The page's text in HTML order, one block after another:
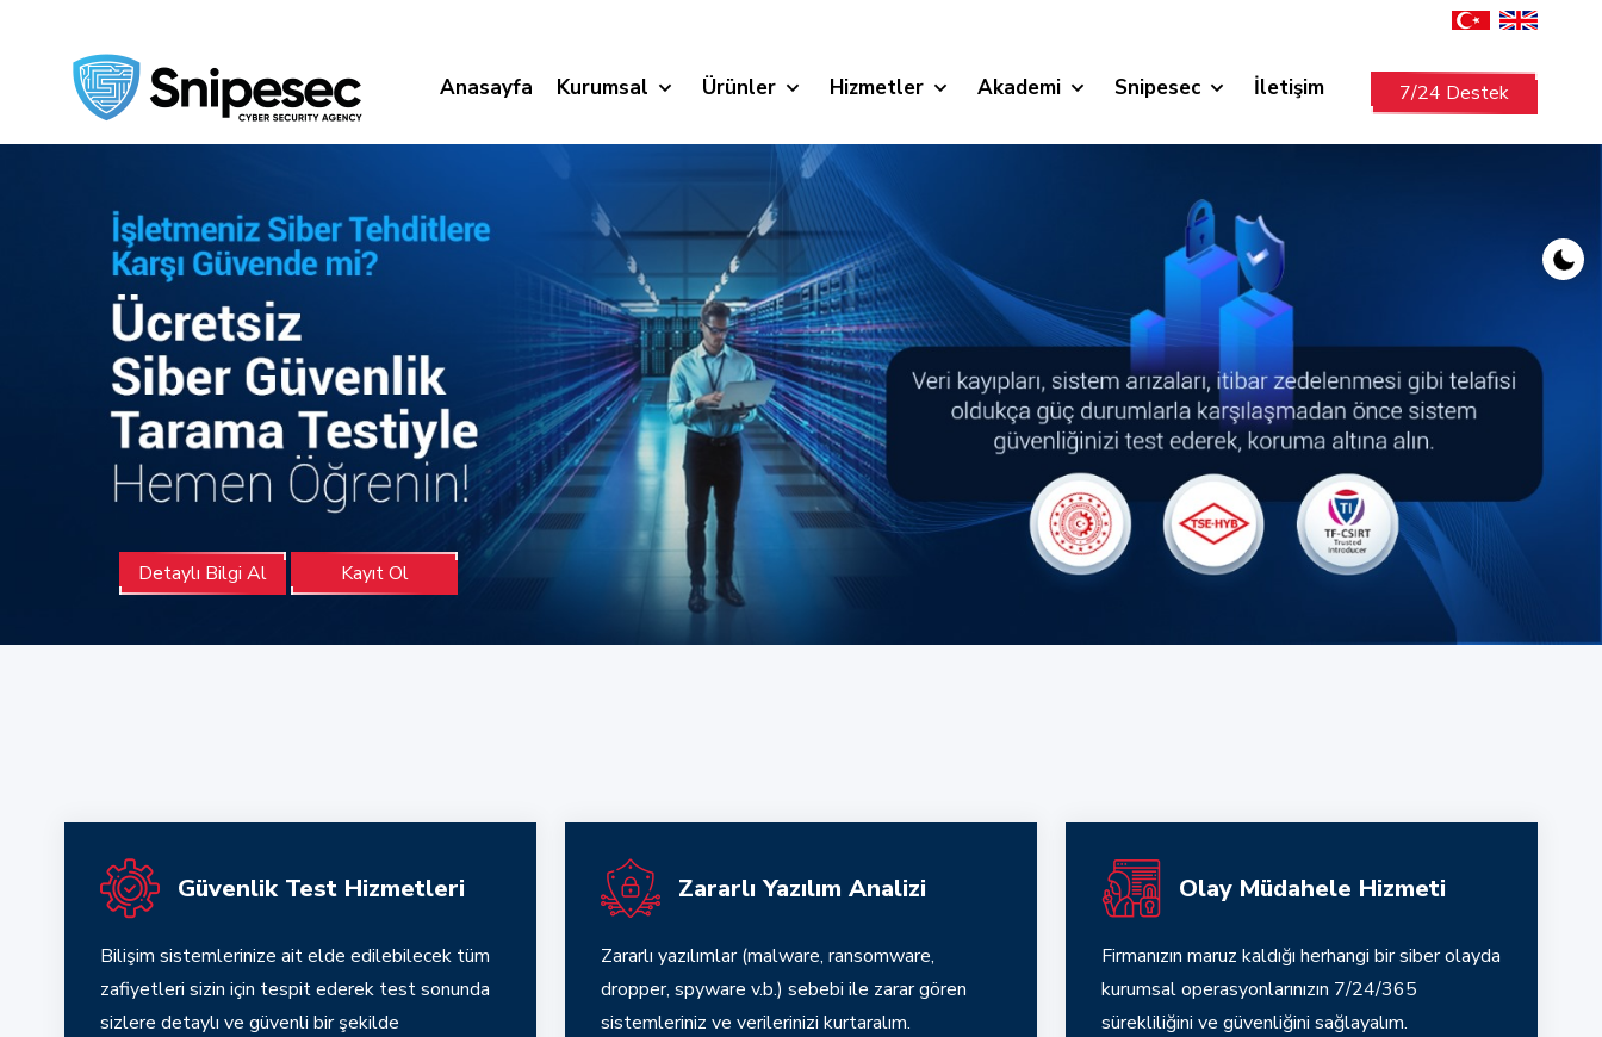
Anasayfa Kurumsal Ürünler Hizmetler Akademi Snipesec İletişim 7/24 Destek
Detaylı Bilgi Al Kayıt Ol
Güvenlik Test Hizmetleri
Bilişim sistemlerinize ait elde edilebilecek tüm
zafiyetleri sizin için tespit ederek test sonunda
sizlere detaylı ve güvenli bir şekilde
Zararlı Yazılım Analizi
Zararlı yazılımlar (malware, ransomware,
dropper, spyware v.b.) sebebi ile zarar gören
sistemleriniz ve verilerinizi kurtaralım.
Olay Müdahele Hizmeti
Firmanızın maruz kaldığı herhangi bir siber olayda
kurumsal operasyonlarınızın 7/24/365
sürekliliğini ve güvenliğini sağlayalım.